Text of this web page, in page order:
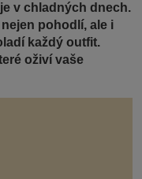
v chladných dnech.
pohodlí, ale i
každý outfit.
oživí vaše